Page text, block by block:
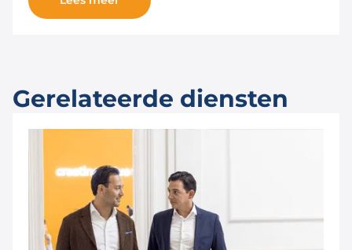
Gerelateerde diensten